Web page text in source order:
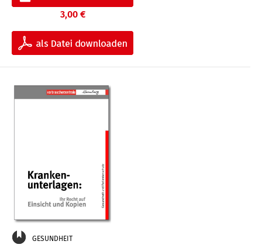
3,00 €
GESUNDHEIT